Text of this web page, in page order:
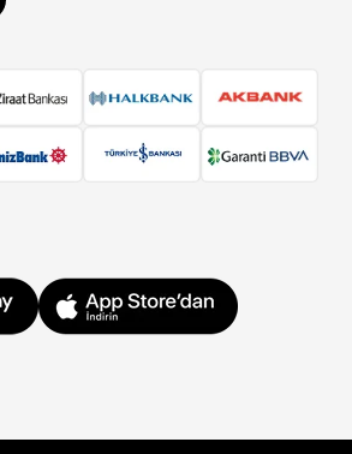
SÜPER SLİM FİT
RELAX FİT
OVERSİZE